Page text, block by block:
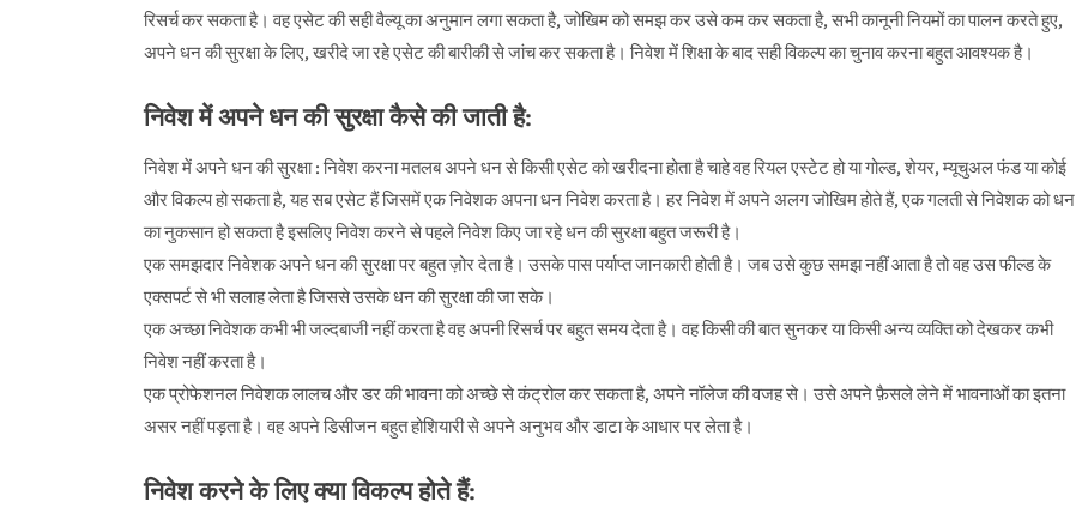
रिसर्च कर सकता है। वह एसेट की सही वैल्यू का अनुमान लगा सकता है, जोखिम को समझ कर उसे कम कर सकता है, सभी कानूनी नियमों का पालन करते हुए,
अपने धन की सुरक्षा के लिए, खरीदे जा रहे एसेट की बारीकी से जांच कर सकता है। निवेश में शिक्षा के बाद सही विकल्प का चुनाव करना बहुत आवश्यक है।
निवेश में अपने धन की सुरक्षा कैसे की जाती है:
निवेश में अपने धन की सुरक्षा : निवेश करना मतलब अपने धन से किसी एसेट को खरीदना होता है चाहे वह रियल एस्टेट हो या गोल्ड, शेयर, म्यूचुअल फंड या कोई
और विकल्प हो सकता है, यह सब एसेट हैं जिसमें एक निवेशक अपना धन निवेश करता है। हर निवेश में अपने अलग जोखिम होते हैं, एक गलती से निवेशक को धन
का नुकसान हो सकता है इसलिए निवेश करने से पहले निवेश किए जा रहे धन की सुरक्षा बहुत जरूरी है।
एक समझदार निवेशक अपने धन की सुरक्षा पर बहुत ज़ोर देता है। उसके पास पर्याप्त जानकारी होती है। जब उसे कुछ समझ नहीं आता है तो वह उस फील्ड के
एक्सपर्ट से भी सलाह लेता है जिससे उसके धन की सुरक्षा की जा सके।
एक अच्छा निवेशक कभी भी जल्दबाजी नहीं करता है वह अपनी रिसर्च पर बहुत समय देता है। वह किसी की बात सुनकर या किसी अन्य व्यक्ति को देखकर कभी
निवेश नहीं करता है।
एक प्रोफेशनल निवेशक लालच और डर की भावना को अच्छे से कंट्रोल कर सकता है, अपने नॉलेज की वजह से। उसे अपने फ़ैसले लेने में भावनाओं का इतना
असर नहीं पड़ता है। वह अपने डिसीजन बहुत होशियारी से अपने अनुभव और डाटा के आधार पर लेता है।
निवेश करने के लिए क्या विकल्प होते हैं: